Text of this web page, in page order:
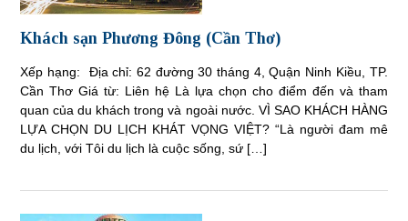
Khách sạn Phương Đông (Cần Thơ)
Xếp hạng: Địa chỉ: 62 đường 30 tháng 4, Quận Ninh Kiều, TP.
Cần Thơ Giá từ: Liên hệ Là lựa chọn cho điểm đến và tham
quan của du khách trong và ngoài nước. VÌ SAO KHÁCH HÀNG
LỰA CHỌN DU LỊCH KHÁT VỌNG VIỆT? “Là người đam mê
du lịch, với Tôi du lịch là cuộc sống, sứ […]